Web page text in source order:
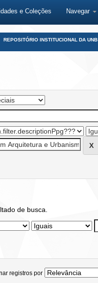
e Coleções Navegar
REPOSITÓRIO INSTITUCIONAL DA UNB
de busca.
registros por